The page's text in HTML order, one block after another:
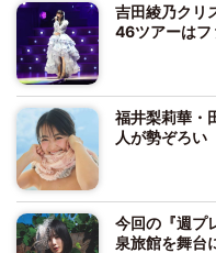
吉田綾乃クリ
46ツアーはフ
福井梨莉華・
人が勢ぞろい
今回の『週プ
泉旅館を舞台